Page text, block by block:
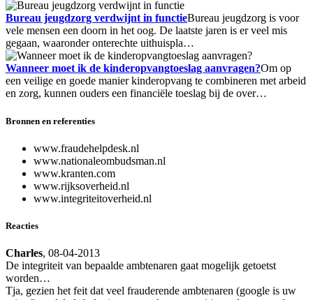
Bureau jeugdzorg verdwijnt in functieBureau jeugdzorg is voor
vele mensen een doorn in het oog. De laatste jaren is er veel mis
gegaan, waaronder onterechte uithuispla…
Wanneer moet ik de kinderopvangtoeslag aanvragen?Om op
een veilige en goede manier kinderopvang te combineren met arbeid
en zorg, kunnen ouders een financiële toeslag bij de over…
Bronnen en referenties
www.fraudehelpdesk.nl
www.nationaleombudsman.nl
www.kranten.com
www.rijksoverheid.nl
www.integriteitoverheid.nl
Reacties
Charles, 08-04-2013
De integriteit van bepaalde ambtenaren gaat mogelijk getoetst
worden…
Tja, gezien het feit dat veel frauderende ambtenaren (google is uw